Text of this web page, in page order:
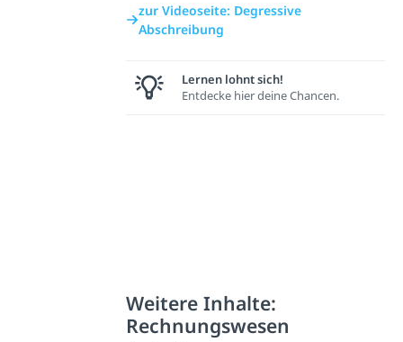
zur Videoseite: Degressive
Abschreibung
Lernen lohnt sich!
Entdecke hier deine Chancen.
Weitere Inhalte:
Rechnungswesen